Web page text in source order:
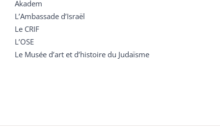
Akadem
L’Ambassade d’Israël
Le CRIF
L’OSE
Le Musée d’art et d’histoire du Judaïsme